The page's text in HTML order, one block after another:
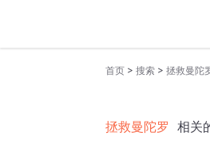
首页 > 搜索 > 拯救曼陀
拯救曼陀罗 相关